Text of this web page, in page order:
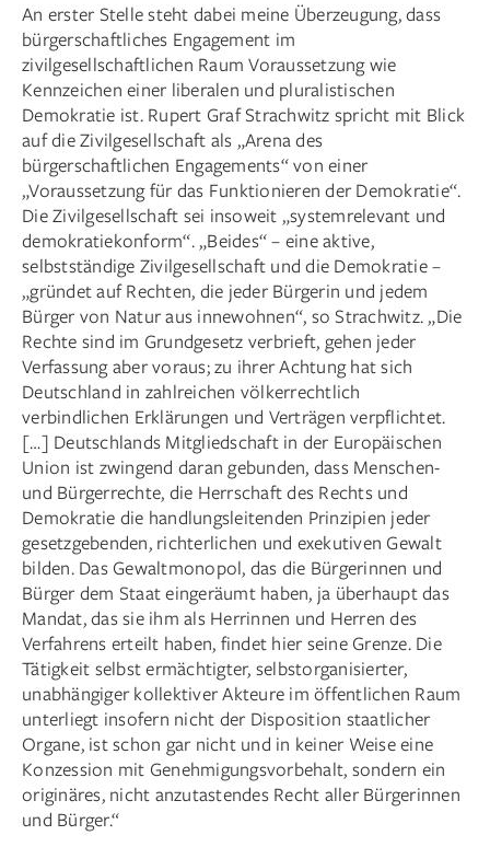
An erster Stelle steht dabei meine Überzeugung, dass
bürgerschaftliches Engagement im
zivilgesellschaftlichen Raum Voraussetzung wie
Kennzeichen einer liberalen und pluralistischen
Demokratie ist. Rupert Graf Strachwitz spricht mit Blick
auf die Zivilgesellschaft als „Arena des
bürgerschaftlichen Engagements“ von einer
„Voraussetzung für das Funktionieren der Demokratie“.
Die Zivilgesellschaft sei insoweit „systemrelevant und
demokratiekonform“. „Beides“ – eine aktive,
selbstständige Zivilgesellschaft und die Demokratie –
„gründet auf Rechten, die jeder Bürgerin und jedem
Bürger von Natur aus innewohnen“, so Strachwitz. „Die
Rechte sind im Grundgesetz verbrieft, gehen jeder
Verfassung aber voraus; zu ihrer Achtung hat sich
Deutschland in zahlreichen völkerrechtlich
verbindlichen Erklärungen und Verträgen verpflichtet.
[…] Deutschlands Mitgliedschaft in der Europäischen
Union ist zwingend daran gebunden, dass Menschen-
und Bürgerrechte, die Herrschaft des Rechts und
Demokratie die handlungsleitenden Prinzipien jeder
gesetzgebenden, richterlichen und exekutiven Gewalt
bilden. Das Gewaltmonopol, das die Bürgerinnen und
Bürger dem Staat eingeräumt haben, ja überhaupt das
Mandat, das sie ihm als Herrinnen und Herren des
Verfahrens erteilt haben, findet hier seine Grenze. Die
Tätigkeit selbst ermächtigter, selbst­organisierter,
unabhängiger kollektiver Akteure im öffentlichen Raum
unterliegt insofern nicht der Disposition staatlicher
Organe, ist schon gar nicht und in keiner Weise eine
Konzession mit Genehmigungsvorbehalt, sondern ein
originäres, nicht anzutastendes Recht aller Bürgerinnen
und Bürger.“